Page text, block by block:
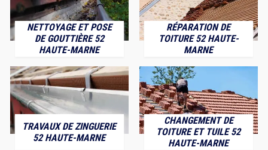
NETTOYAGE ET POSE
DE GOUTTIÈRE 52
HAUTE-MARNE
RÉPARATION DE
TOITURE 52 HAUTE-
MARNE
TRAVAUX DE ZINGUERIE
52 HAUTE-MARNE
CHANGEMENT DE
TOITURE ET TUILE 52
HAUTE-MARNE